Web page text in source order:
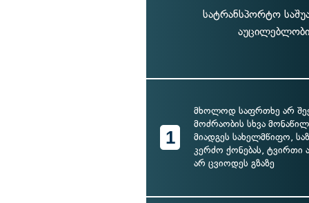
სატრანსპორტო
1
მხოლოდ საფრთხე არ
მოძრაობის სხვა
მიადგეს სახელმწიფო,
კერძო ქონებას,
არ ცვიოდეს გზაზე